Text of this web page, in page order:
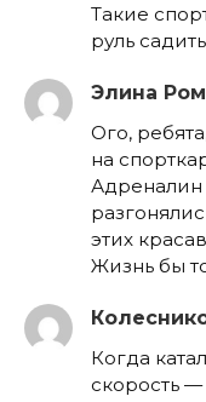
Такие
руль
Элина
Ого,
на
Адреналин
этих
Жизнь бы
Когда
скорость